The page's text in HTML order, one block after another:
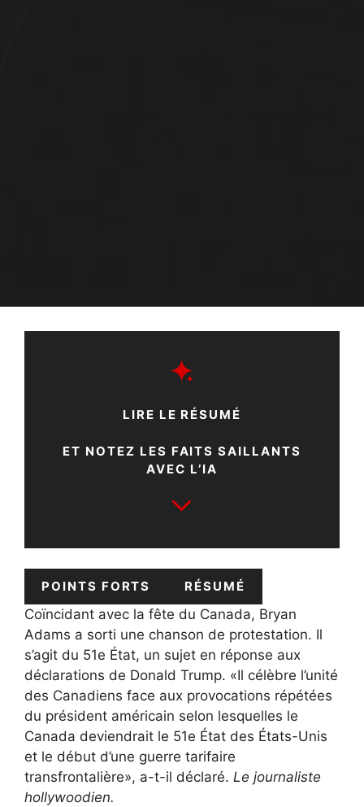
LIRE LE RÉSUMÉ
ET NOTEZ LES FAITS SAILLANTS
AVEC L’IA
POINTS FORTS RÉSUMÉ
Coïncidant avec la fête du Canada, Bryan
Adams a sorti une chanson de protestation. Il
s’agit du 51e État, un sujet en réponse aux
déclarations de Donald Trump. «Il célèbre l’unité
des Canadiens face aux provocations répétées
du président américain selon lesquelles le
Canada deviendrait le 51e État des États-Unis
et le début d’une guerre tarifaire
transfrontalière», a-t-il déclaré. Le journaliste
hollywoodien.